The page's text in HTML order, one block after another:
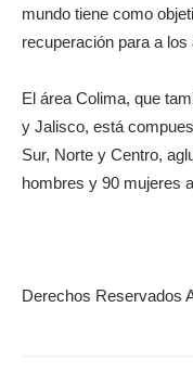
mundo tiene como
recuperación para a
El área Colima, que
y Jalisco, está
Sur, Norte y Centro,
hombres y 90 mujeres
Derechos Reservados